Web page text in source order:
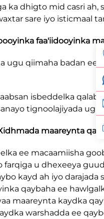
ka dhigto mid
waxtar sare iyo
Tallaabooyinka
ugu qiimaha
ku saabsan
adeegsanayo
Xidhmada
moodeelka ee
eegayo farqiga u
qaybo kayd ah iyo
qaybaha ee
hirgeliyaa maareynta
ah: kaydka warshadda